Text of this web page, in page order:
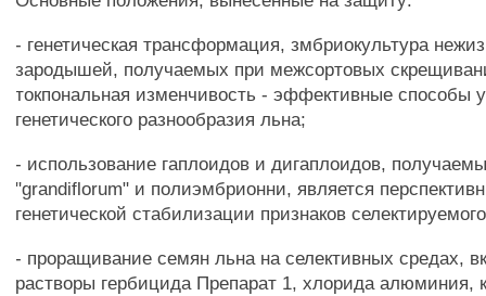
- генетическая трансформация, змбриокультура
зародышей, получаемых при межсортовых
токпональная изменчивость - эффективные способы
генетического разнообразия льна;
- использование гаплоидов и дигаплоидов,
"grandiflorum" и полиэмбрионни, является
генетической стабилизации признаков
- проращивание семян льна на селективных средах,
растворы гербицида Препарат 1, хлорида алюминия,